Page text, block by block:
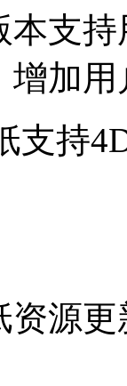
支
增加
支持
资源